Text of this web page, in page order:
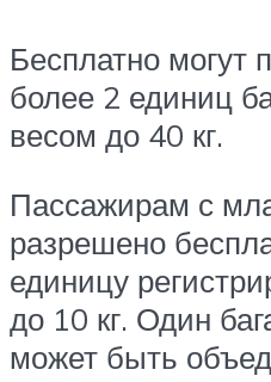
Бесплатно могут
более 2 единиц
весом до 40 кг.
Пассажирам с
разрешено
единицу
до 10 кг. Один
может быть